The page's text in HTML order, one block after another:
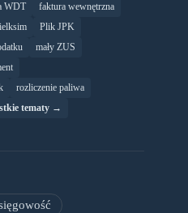
WDT
faktura wewnętrzna
Plik JPK
mały ZUS
rozliczenie paliwa
tematy →